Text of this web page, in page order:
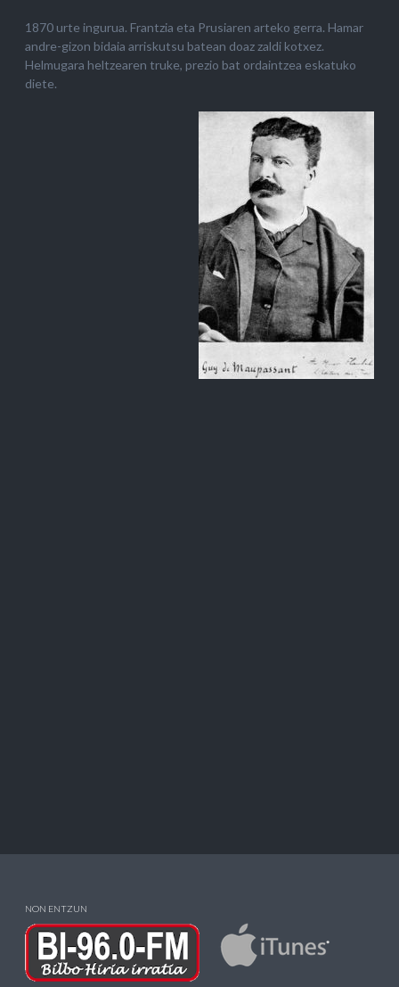
1870 urte ingurua. Frantzia eta Prusiaren arteko gerra. Hamar
andre-gizon bidaia arriskutsu batean doaz zaldi kotxez.
Helmugara heltzearen truke, prezio bat ordaintzea eskatuko
diete.
NON ENTZUN